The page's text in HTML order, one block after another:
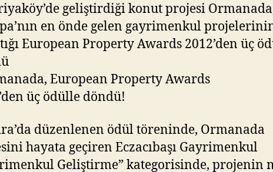
geliştirdiği konut projesi
en önde gelen gayrimenkul
European Property Awards 2012’den üç
düzenlenen ödül töreninde, Ormanada
hayata geçiren Eczacıbaşı Gayrimenkul
Geliştirme” kategorisinde, projenin